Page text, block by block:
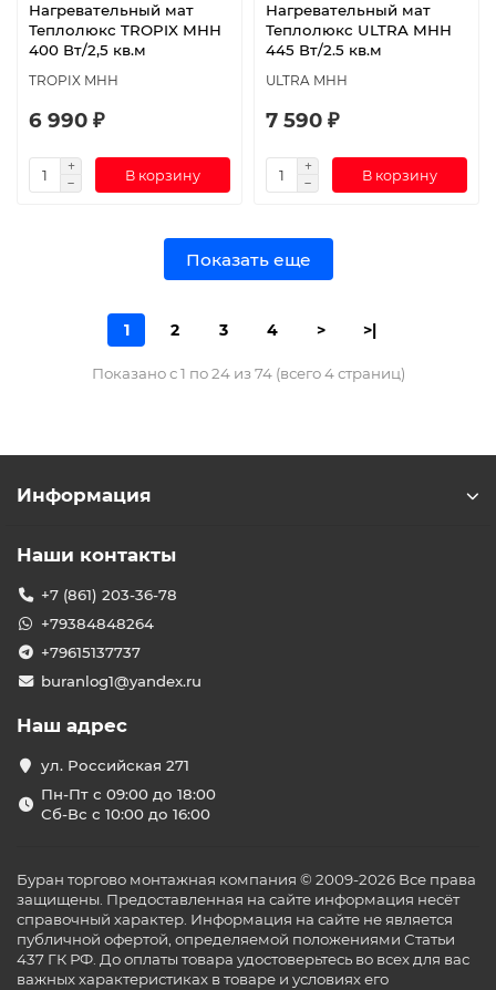
Нагревательный мат
Теплолюкс TROPIX МНН
400 Вт/2,5 кв.м
TROPIX МНН
6 990 ₽
В корзину
Нагревательный мат
Теплолюкс ULTRA МНН
445 Вт/2.5 кв.м
ULTRA МНН
7 590 ₽
В корзину
Показать еще
1 2 3 4 > >|
Показано с 1 по 24 из 74 (всего 4 страниц)
Информация
Наши контакты
+7 (861) 203-36-78
+79384848264
+79615137737
buranlog1@yandex.ru
Наш адрес
ул. Российская 271
Пн-Пт с 09:00 до 18:00
Сб-Вс с 10:00 до 16:00
Буран торгово монтажная компания © 2009-2026 Все права
защищены. Предоставленная на сайте информация несёт
справочный характер. Информация на сайте не является
публичной офертой, определяемой положениями Статьи
437 ГК РФ. До оплаты товара удостоверьтесь во всех для вас
важных характеристиках в товаре и условиях его